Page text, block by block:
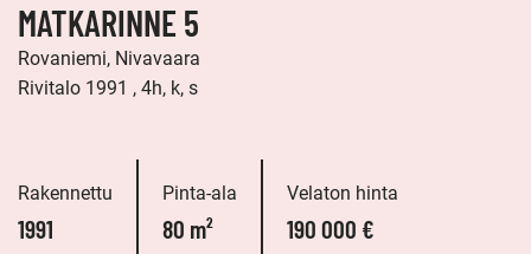
MATKARINNE 5
Rovaniemi, Nivavaara
Rivitalo 1991 , 4h, k, s
Rakennettu
1991
Pinta-ala
80 m²
Velaton hinta
190 000 €